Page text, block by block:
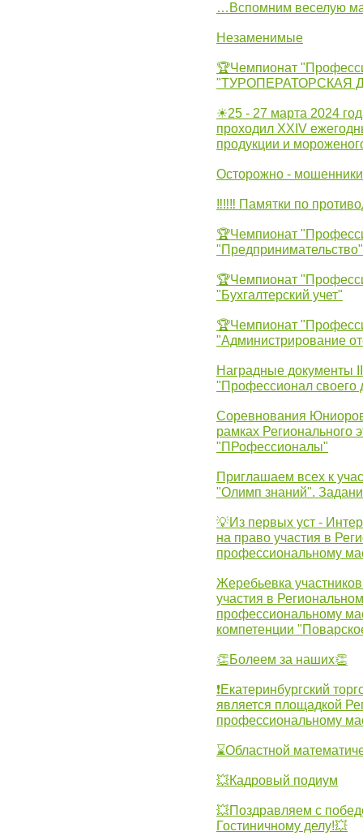
…Вспомним веселую
Незаменимые
🏆Чемпионат
"ТУРОПЕРАТОРСКАЯ
☀25 - 27 марта 2024
проходил XXIV
продукции и
Осторожно -
‼‼‼ Памятки по
🏆Чемпионат
"Предпринимательство"
🏆Чемпионат
"Бухгалтерский учет"
🏆Чемпионат
"Администрирование
Наградные документы
"Профессионал своего
Соревнования
рамках Регионального
"ПРофессионалы"
Приглашаем всех к
"Олимп знаний".
💡Из первых уст -
на право участия в
профессиональному
Жеребьевка
участия в
профессиональному
компетенции
👏Болеем за наших👏
❗Екатеринбургский
является площадкой
профессиональному
⌛Областной
💥Кадровый подиум
💥Поздравляем с
Гостиничному делу!💥